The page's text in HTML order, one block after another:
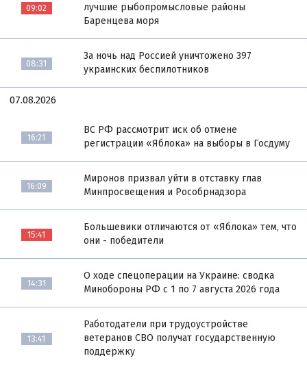
09:02
лучшие рыбопромысловые районы
Баренцева моря
08:31
За ночь над Россией уничтожено 397
украинских беспилотников
07.08.2026
16:21
ВС РФ рассмотрит иск об отмене
регистрации «Яблока» на выборы в Госдуму
16:09
Миронов призвал уйти в отставку глав
Минпросвещения и Рособрнадзора
15:41
Большевики отличаются от «Яблока» тем, что
они - победители
14:31
О ходе спецоперации на Украине: сводка
Минобороны РФ с 1 по 7 августа 2026 года
13:41
Работодатели при трудоустройстве
ветеранов СВО получат государственную
поддержку